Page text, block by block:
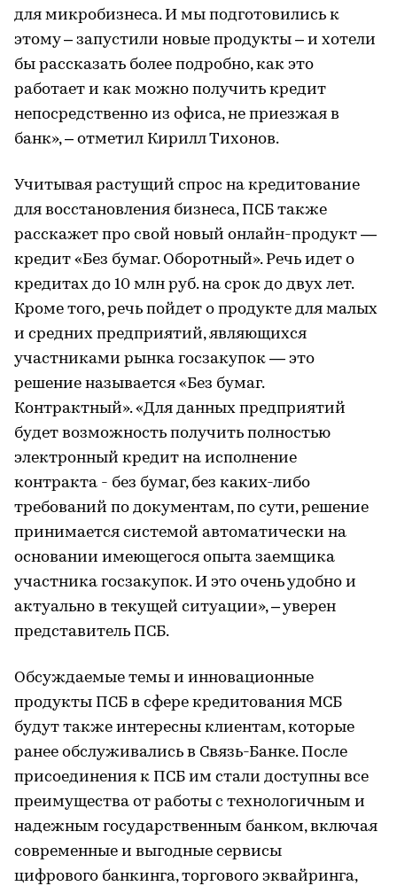
для микробизнеса. И мы подготовились к
этому – запустили новые продукты – и хотели
бы рассказать более подробно, как это
работает и как можно получить кредит
непосредственно из офиса, не приезжая в
банк», – отметил Кирилл Тихонов.
Учитывая растущий спрос на кредитование
для восстановления бизнеса, ПСБ также
расскажет про свой новый онлайн-продукт —
кредит «Без бумаг. Оборотный». Речь идет о
кредитах до 10 млн руб. на срок до двух лет.
Кроме того, речь пойдет о продукте для малых
и средних предприятий, являющихся
участниками рынка госзакупок — это
решение называется «Без бумаг.
Контрактный». «Для данных предприятий
будет возможность получить полностью
электронный кредит на исполнение
контракта - без бумаг, без каких-либо
требований по документам, по сути, решение
принимается системой автоматически на
основании имеющегося опыта заемщика
участника госзакупок. И это очень удобно и
актуально в текущей ситуации», – уверен
представитель ПСБ.
Обсуждаемые темы и инновационные
продукты ПСБ в сфере кредитования МСБ
будут также интересны клиентам, которые
ранее обслуживались в Связь-Банке. После
присоединения к ПСБ им стали доступны все
преимущества от работы с технологичным и
надежным государственным банком, включая
современные и выгодные сервисы
цифрового банкинга, торгового эквайринга,